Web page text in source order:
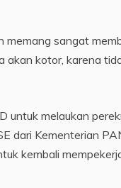
memang sangat
kotor, karena
untuk melaukan
dari Kementerian
kembali